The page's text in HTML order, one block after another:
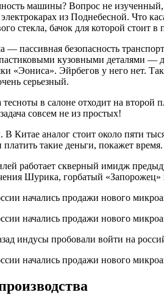
машины? Вопрос не изученный,
из Поднебесной. Что
стекла, бачок для которой стоит
— пассивная безопасность
кузовными деталями —
«Эониса». Эйрбегов у него нет.
серьезный.
в салоне отходит на второй
совсем не из простых!
Китае аналог стоит около пяти
платить такие деньги, покажет
работает скверный имидж
Шурика, горбатый «Запорожец»
индусы пробовали войти на